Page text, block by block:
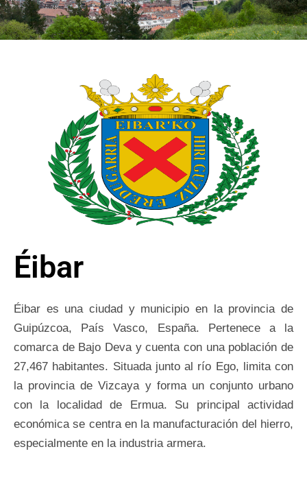
Éibar
Éibar es una ciudad y municipio en la provincia de
Guipúzcoa, País Vasco, España. Pertenece a la
comarca de Bajo Deva y cuenta con una población de
27,467 habitantes. Situada junto al río Ego, limita con
la provincia de Vizcaya y forma un conjunto urbano
con la localidad de Ermua. Su principal actividad
económica se centra en la manufacturación del hierro,
especialmente en la industria armera.